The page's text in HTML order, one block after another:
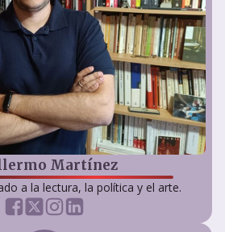
Martínez
a la lectura, la política y el arte.